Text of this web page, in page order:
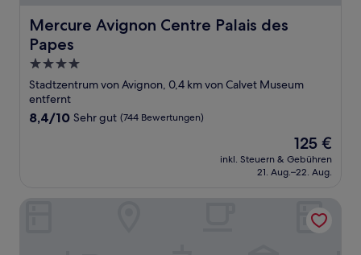
Mercure Avignon Centre Palais des
Papes
Mercure Avignon Centre Palais des Papes
4.0-
Sterne-
Unterkunft
Stadtzentrum von Avignon, 0,4 km von Calvet Museum
entfernt
8.4
Bewertungen)
8,4/10 Sehr gut (744 Bewertungen)
Der
Preis
beträgt
125 €
inkl. Steuern & Gebühren
21. Aug.–22. Aug.